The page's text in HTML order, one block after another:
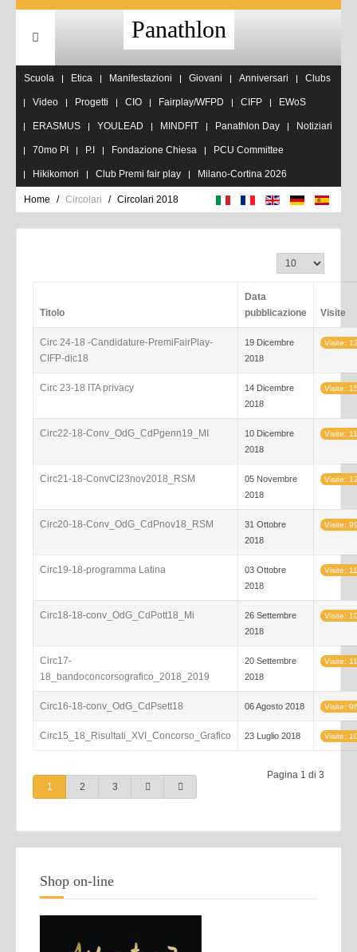
Panathlon
Scuola Etica Manifestazioni Giovani Anniversari Clubs
Video Progetti CIO Fairplay/WFPD CIFP EWoS
ERASMUS YOULEAD MINDFIT Panathlon Day Notiziari
70mo PI P.I Fondazione Chiesa PCU Committee
Hikikomori Club Premi fair play Milano-Cortina 2026
Home Circolari Circolari 2018
Visualizza n.
Titolo
Data
pubblicazione
Visite
Circ 24-18 -Candidature-PremiFairPlay-
CIFP-dic18
19 Dicembre
2018
Visite:
Circ 23-18 ITA privacy
14 Dicembre
2018
Visite:
Circ22-18-Conv_OdG_CdPgenn19_MI
10 Dicembre
2018
Visite:
Circ21-18-ConvCI23nov2018_RSM
05 Novembre
2018
Visite:
Circ20-18-Conv_OdG_CdPnov18_RSM
31 Ottobre
2018
Visite:
Circ19-18-programma Latina
03 Ottobre
2018
Visite:
Circ18-18-conv_OdG_CdPott18_Mi
26 Settembre
2018
Visite:
Circ17-
18_bandoconcorsografico_2018_2019
20 Settembre
2018
Visite:
Circ16-18-conv_OdG_CdPsett18 06 Agosto 2018 Visite:
Circ15_18_Risultati_XVI_Concorso_Grafico 23 Luglio 2018 Visite:
Pagina 1 di 3
1
2 3
Shop on-line